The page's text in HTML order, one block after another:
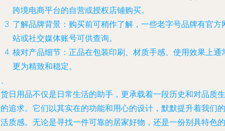
跨境电商平台的自营或授权店铺购买。
了解品牌背景 ：购买前可稍作了解，一些老字号品牌有官方
站或社交媒体账号可供查询。
核对产品细节 ：正品在包装印刷、材质手感、使用效果上通
更为精致和稳定。
日用品不仅是日常生活的助手，更承载着一段历史和对品质生
追求。它们以其实在的功能和用心的设计，默默提升着我们的
质感。无论是寻找一件可靠的居家好物，还是一份别具特色的